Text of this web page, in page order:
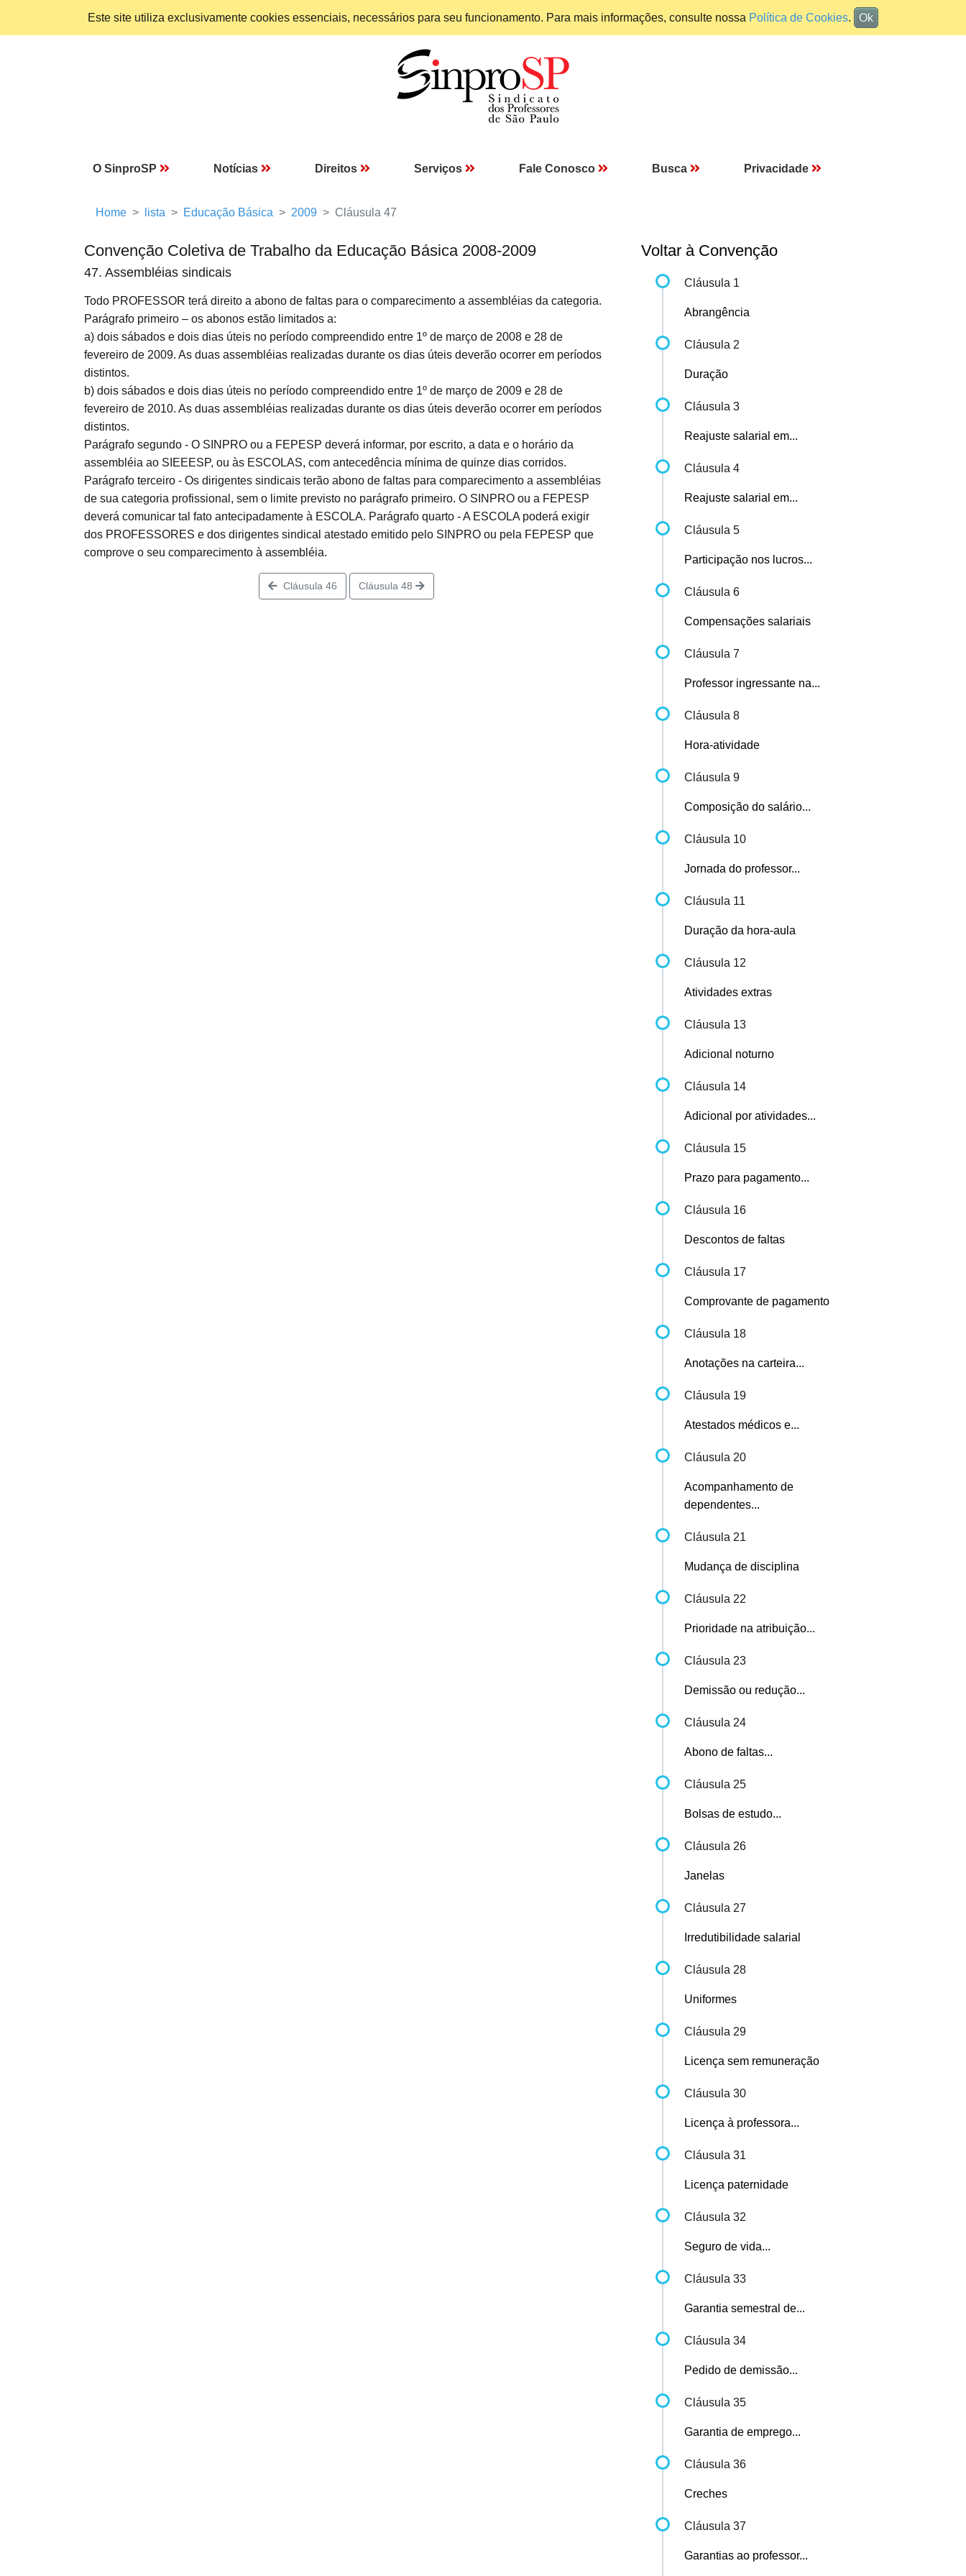
Este site utiliza exclusivamente cookies essenciais, necessários para seu funcionamento. Para mais informações, consulte nossa Política de Cookies. Ok
O SinproSP Notícias Direitos Serviços Fale Conosco Busca Privacidade
Home lista Educação Básica 2009 Cláusula 47
Convenção Coletiva de Trabalho da Educação Básica 2008-2009
47. Assembléias sindicais
Todo PROFESSOR terá direito a abono de faltas para o comparecimento a assembléias da categoria.
Parágrafo primeiro – os abonos estão limitados a:
a) dois sábados e dois dias úteis no período compreendido entre 1º de março de 2008 e 28 de
fevereiro de 2009. As duas assembléias realizadas durante os dias úteis deverão ocorrer em períodos
distintos.
b) dois sábados e dois dias úteis no período compreendido entre 1º de março de 2009 e 28 de
fevereiro de 2010. As duas assembléias realizadas durante os dias úteis deverão ocorrer em períodos
distintos.
Parágrafo segundo - O SINPRO ou a FEPESP deverá informar, por escrito, a data e o horário da
assembléia ao SIEEESP, ou às ESCOLAS, com antecedência mínima de quinze dias corridos.
Parágrafo terceiro - Os dirigentes sindicais terão abono de faltas para comparecimento a assembléias
de sua categoria profissional, sem o limite previsto no parágrafo primeiro. O SINPRO ou a FEPESP
deverá comunicar tal fato antecipadamente à ESCOLA. Parágrafo quarto - A ESCOLA poderá exigir
dos PROFESSORES e dos dirigentes sindical atestado emitido pelo SINPRO ou pela FEPESP que
comprove o seu comparecimento à assembléia.
Cláusula 46 Cláusula 48
Voltar à Convenção
Cláusula 1
Abrangência
Cláusula 2
Duração
Cláusula 3
Reajuste salarial em...
Cláusula 4
Reajuste salarial em...
Cláusula 5
Participação nos lucros...
Cláusula 6
Compensações salariais
Cláusula 7
Professor ingressante na...
Cláusula 8
Hora-atividade
Cláusula 9
Composição do salário...
Cláusula 10
Jornada do professor...
Cláusula 11
Duração da hora-aula
Cláusula 12
Atividades extras
Cláusula 13
Adicional noturno
Cláusula 14
Adicional por atividades...
Cláusula 15
Prazo para pagamento...
Cláusula 16
Descontos de faltas
Cláusula 17
Comprovante de pagamento
Cláusula 18
Anotações na carteira...
Cláusula 19
Atestados médicos e...
Cláusula 20
Acompanhamento de
dependentes...
Cláusula 21
Mudança de disciplina
Cláusula 22
Prioridade na atribuição...
Cláusula 23
Demissão ou redução...
Cláusula 24
Abono de faltas...
Cláusula 25
Bolsas de estudo...
Cláusula 26
Janelas
Cláusula 27
Irredutibilidade salarial
Cláusula 28
Uniformes
Cláusula 29
Licença sem remuneração
Cláusula 30
Licença à professora...
Cláusula 31
Licença paternidade
Cláusula 32
Seguro de vida...
Cláusula 33
Garantia semestral de...
Cláusula 34
Pedido de demissão...
Cláusula 35
Garantia de emprego...
Cláusula 36
Creches
Cláusula 37
Garantias ao professor...